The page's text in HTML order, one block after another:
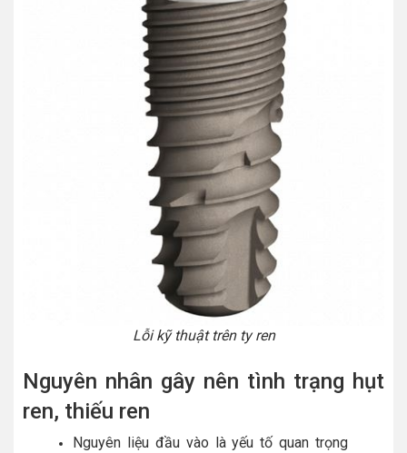
Lỗi kỹ thuật trên ty ren
Nguyên nhân gây nên tình trạng hụt
ren, thiếu ren
Nguyên liệu đầu vào là yếu tố quan trọng